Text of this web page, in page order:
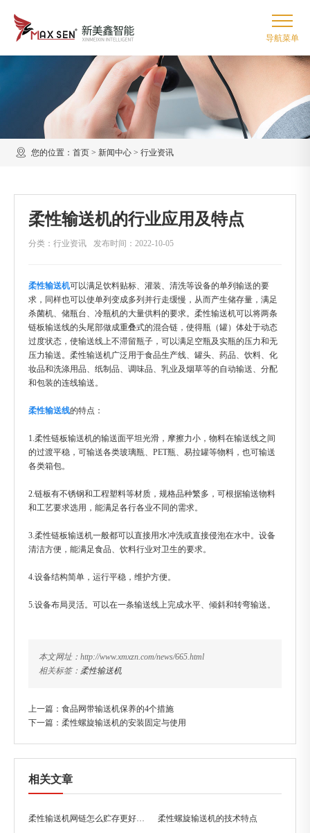
您的位置： 首页 > 新闻中心 > 行业资讯
柔性输送机的行业应用及特点
分类：行业资讯 发布时间：2022-10-05
柔性输送机可以满足饮料贴标、灌装、清洗等设备的单列输送的要
求，同样也可以使单列变成多列并行走缓慢，从而产生储存量，满足
杀菌机、储瓶台、冷瓶机的大量供料的要求。柔性输送机可以将两条
链板输送线的头尾部做成重叠式的混合链，使得瓶（罐）体处于动态
过度状态，使输送线上不滞留瓶子，可以满足空瓶及实瓶的压力和无
压力输送。柔性输送机广泛用于食品生产线、罐头、药品、饮料、化
妆品和洗涤用品、纸制品、调味品、乳业及烟草等的自动输送、分配
和包装的连线输送。
柔性输送线的特点：
1.柔性链板输送机的输送面平坦光滑，摩擦力小，物料在输送线之间
的过渡平稳，可输送各类玻璃瓶、PET瓶、易拉罐等物料，也可输送
各类箱包。
2.链板有不锈钢和工程塑料等材质，规格品种繁多，可根据输送物料
和工艺要求选用，能满足各行各业不同的需求。
3.柔性链板输送机一般都可以直接用水冲洗或直接侵泡在水中。设备
清洁方便，能满足食品、饮料行业对卫生的要求。
4.设备结构简单，运行平稳，维护方便。
5.设备布局灵活。可以在一条输送线上完成水平、倾斜和转弯输送。
本文网址：http://www.xmxzn.com/news/665.html
相关标签： 柔性输送机
上一篇： 食品网带输送机保养的4个措施
下一篇： 柔性螺旋输送机的安装固定与使用
相关文章
柔性输送机网链怎么贮存更好一些？ 柔性螺旋输送机的技术特点